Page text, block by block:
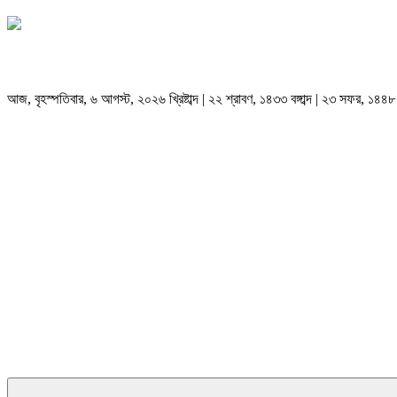
আজ, বৃহস্পতিবার, ৬ আগস্ট, ২০২৬ খ্রিষ্টাব্দ | ২২ শ্রাবণ, ১৪৩৩ বঙ্গাব্দ | ২৩ সফর, ১৪৪৮